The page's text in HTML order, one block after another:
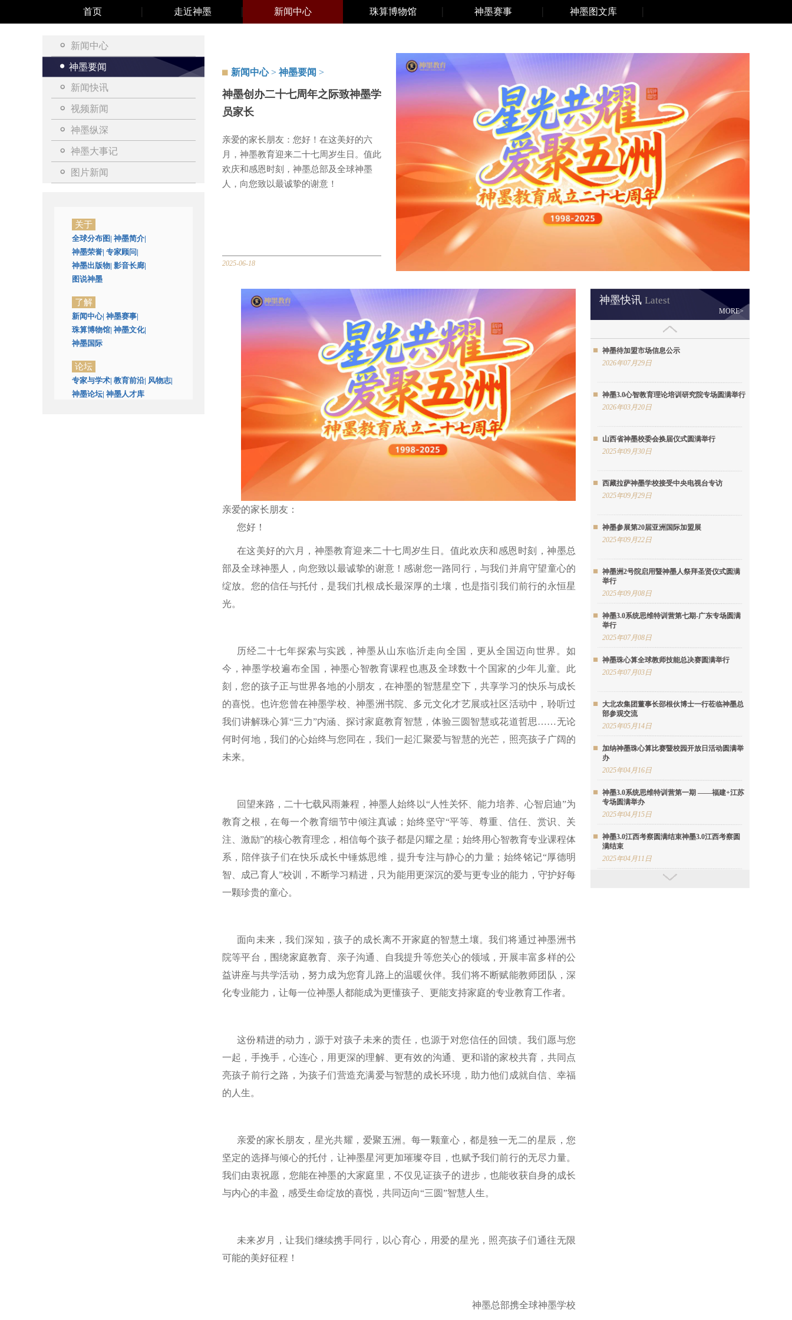
首页 走近神墨 新闻中心 珠算博物馆 神墨赛事 神墨图文库
新闻中心
神墨要闻
新闻快讯
视频新闻
神墨纵深
神墨大事记
图片新闻
关于
全球分布图 | 神墨简介|
神墨荣誉| 专家顾问 |
神墨出版物| 影音长廊|
图说神墨
了解
新闻中心| 神墨赛事|
珠算博物馆| 神墨文化|
神墨国际
论坛
专家与学术| 教育前沿| 风物志|
神墨论坛| 神墨人才库
新闻中心> 神墨要闻 >
神墨创办二十七周年之际致神墨学
员家长
亲爱的家长朋友：您好！在这美好的六
月，神墨教育迎来二十七周岁生日。值此
欢庆和感恩时刻，神墨总部及全球神墨
人，向您致以最诚挚的谢意！
2025-06-18
亲爱的家长朋友：
您好！
在这美好的六月，神墨教育迎来二十七周岁生日。值此欢庆和感恩时刻，神墨总
部及全球神墨人，向您致以最诚挚的谢意！感谢您一路同行，与我们并肩守望童心的
绽放。您的信任与托付，是我们扎根成长最深厚的土壤，也是指引我们前行的永恒星
光。
历经二十七年探索与实践，神墨从山东临沂走向全国，更从全国迈向世界。如
今，神墨学校遍布全国，神墨心智教育课程也惠及全球数十个国家的少年儿童。此
刻，您的孩子正与世界各地的小朋友，在神墨的智慧星空下，共享学习的快乐与成长
的喜悦。也许您曾在神墨学校、神墨洲书院、多元文化才艺展或社区活动中，聆听过
我们讲解珠心算“三力”内涵、探讨家庭教育智慧，体验三圆智慧或花道哲思……无论
何时何地，我们的心始终与您同在，我们一起汇聚爱与智慧的光芒，照亮孩子广阔的
未来。
回望来路，二十七载风雨兼程，神墨人始终以“人性关怀、能力培养、心智启迪”为
教育之根，在每一个教育细节中倾注真诚；始终坚守“平等、尊重、信任、赏识、关
注、激励”的核心教育理念，相信每个孩子都是闪耀之星；始终用心智教育专业课程体
系，陪伴孩子们在快乐成长中锤炼思维，提升专注与静心的力量；始终铭记“厚德明
智、成己育人”校训，不断学习精进，只为能用更深沉的爱与更专业的能力，守护好每
一颗珍贵的童心。
面向未来，我们深知，孩子的成长离不开家庭的智慧土壤。我们将通过神墨洲书
院等平台，围绕家庭教育、亲子沟通、自我提升等您关心的领域，开展丰富多样的公
益讲座与共学活动，努力成为您育儿路上的温暖伙伴。我们将不断赋能教师团队，深
化专业能力，让每一位神墨人都能成为更懂孩子、更能支持家庭的专业教育工作者。
这份精进的动力，源于对孩子未来的责任，也源于对您信任的回馈。我们愿与您
一起，手挽手，心连心，用更深的理解、更有效的沟通、更和谐的家校共育，共同点
亮孩子前行之路，为孩子们营造充满爱与智慧的成长环境，助力他们成就自信、幸福
的人生。
亲爱的家长朋友，星光共耀，爱聚五洲。每一颗童心，都是独一无二的星辰，您
坚定的选择与倾心的托付，让神墨星河更加璀璨夺目，也赋予我们前行的无尽力量。
我们由衷祝愿，您能在神墨的大家庭里，不仅见证孩子的进步，也能收获自身的成长
与内心的丰盈，感受生命绽放的喜悦，共同迈向“三圆”智慧人生。
未来岁月，让我们继续携手同行，以心育心，用爱的星光，照亮孩子们通往无限
可能的美好征程！
神墨总部携全球神墨学校
神墨快讯 Latest
MORE>
神墨待加盟市场信息公示
2026年07月29日
神墨3.0心智教育理论培训研究院专场圆满举行
2026年03月20日
山西省神墨校委会换届仪式圆满举行
2025年09月30日
西藏拉萨神墨学校接受中央电视台专访
2025年09月29日
神墨参展第20届亚洲国际加盟展
2025年09月22日
神墨洲2号院启用暨神墨人祭拜圣贤仪式圆满
举行
2025年09月08日
神墨3.0系统思维特训营第七期-广东专场圆满
举行
2025年07月08日
神墨珠心算全球教师技能总决赛圆满举行
2025年07月03日
大北农集团董事长邵根伙博士一行莅临神墨总
部参观交流
2025年05月14日
加纳神墨珠心算比赛暨校园开放日活动圆满举
办
2025年04月16日
神墨3.0系统思维特训营第一期 ——福建+江苏
专场圆满举办
2025年04月15日
神墨3.0江西考察圆满结束神墨3.0江西考察圆
满结束
2025年04月11日
神墨星星河志愿者持续为特殊群体开展珠心算